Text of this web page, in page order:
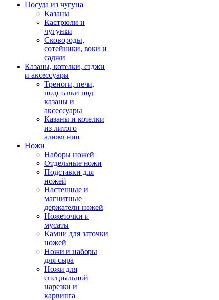
Посуда из чугуна
Казаны
Кастрюли и
чугунки
Сковороды,
сотейники, воки и
саджи
Казаны, котелки, саджи
и аксессуары
Треноги, печи,
подставки под
казаны и
аксессуары
Казаны и котелки
из литого
алюминия
Ножи
Наборы ножей
Отдельные ножи
Подставки для
ножей
Настенные и
магнитные
держатели ножей
Ножеточки и
мусаты
Камни для заточки
ножей
Ножи и наборы
для сыра
Ножи для
специальной
нарезки и
карвинга